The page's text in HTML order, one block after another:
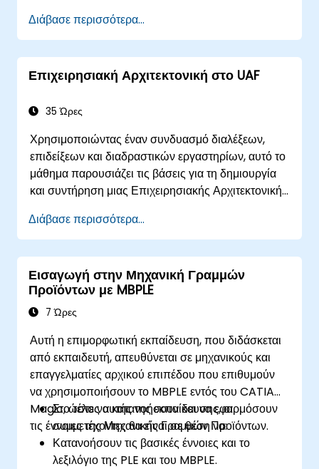
συνδυασμό πολλαπλών εξαρτημάτων.
Διάβασε περισσότερα...
Επιχειρησιακή Αρχιτεκτονική στο UAF
35 Ώρες
Χρησιμοποιώντας έναν συνδυασμό διαλέξεων,
επιδείξεων και διαδραστικών εργαστηρίων, αυτό το
μάθημα παρουσιάζει τις βάσεις για τη δημιουργία
και συντήρηση μιας Επιχειρησιακής Αρχιτεκτονικής
Framework (UAF) έκδοση 1.2.
Διάβασε περισσότερα...
Εισαγωγή στην Μηχανική Γραμμών
Προϊόντων με MBPLE
7 Ώρες
Αυτή η επιμορφωτική εκπαίδευση, που διδάσκεται
από εκπαιδευτή, απευθύνεται σε μηχανικούς και
επαγγελματίες αρχικού επιπέδου που επιθυμούν
να χρησιμοποιήσουν το MBPLE εντός του CATIA
Magic, ώστε να κατανοήσουν και να εφαρμόσουν
τις έννοιες της Μηχανικής Γραμμών Προϊόντων.
Στο τέλος αυτής της εκπαίδευσης, οι
συμμετέχοντες θα είναι σε θέση να:
Κατανοήσουν τις βασικές έννοιες και το
λεξιλόγιο της PLE και του MBPLE.